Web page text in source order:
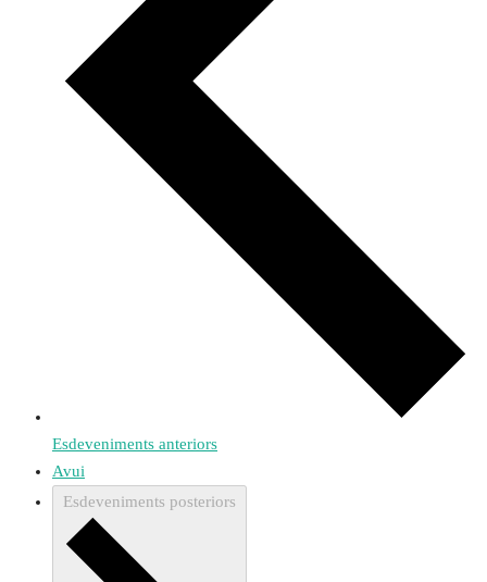
Esdeveniments anteriors
Avui
Esdeveniments posteriors